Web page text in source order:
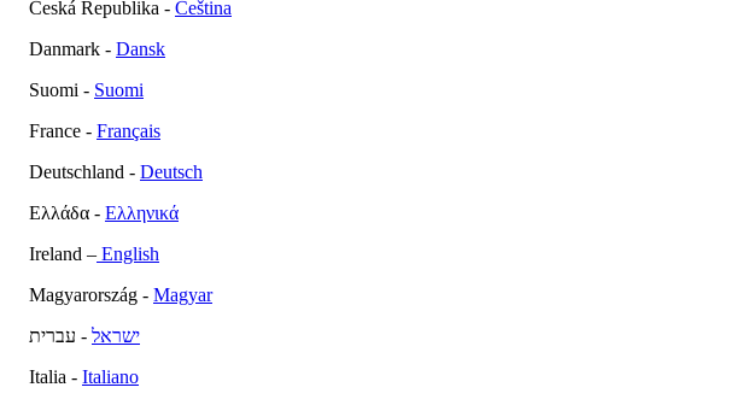
Česká Republika - Čeština
Danmark - Dansk
Suomi - Suomi
France - Français
Deutschland - Deutsch
Ελλάδα - Ελληνικά
Ireland – English
Magyarország - Magyar
ישראל - עברית
Italia - Italiano